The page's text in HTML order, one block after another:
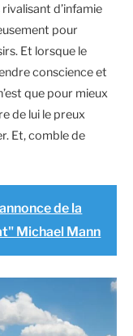
d’infamie
pour
Et lorsque le
conscience et
que pour mieux
de lui le preux
Et, comble de
de la
Michael Mann